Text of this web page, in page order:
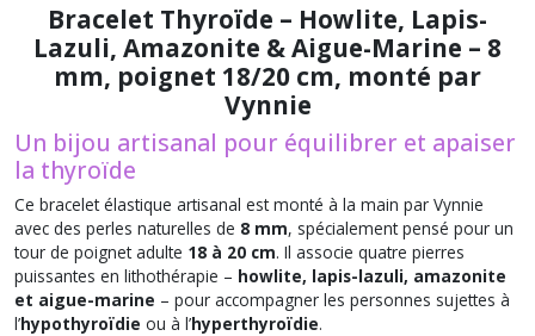
Bracelet Thyroïde – Howlite, Lapis-
Lazuli, Amazonite & Aigue-Marine – 8
mm, poignet 18/20 cm, monté par
Vynnie
Un bijou artisanal pour équilibrer et apaiser
la thyroïde
Ce bracelet élastique artisanal est monté à la main par Vynnie
avec des perles naturelles de 8 mm, spécialement pensé pour un
tour de poignet adulte 18 à 20 cm. Il associe quatre pierres
puissantes en lithothérapie – howlite, lapis-lazuli, amazonite
et aigue-marine – pour accompagner les personnes sujettes à
l’hypothyroïdie ou à l’hyperthyroïdie.